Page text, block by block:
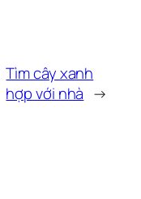
Tìm cây xanh
hợp với nhà →